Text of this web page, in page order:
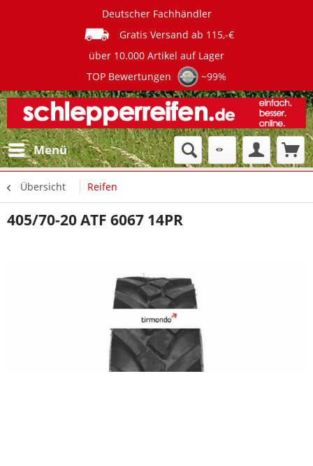
Deutscher Fachhändler
Gratis Versand ab 115,-€
über 10.000 Artikel auf Lager
TOP Bewertungen
~99%
Menü
Übersicht Reifen
405/70-20 ATF 6067 14PR